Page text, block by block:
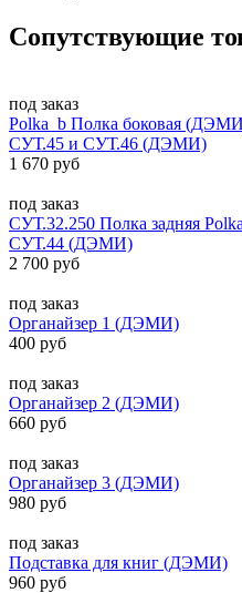
Сопутствующие
под заказ
Polka_b Полка боковая
СУТ.45 и СУТ.46 (ДЭМИ)
1 670 руб
под заказ
СУТ.32.250 Полка задняя
СУТ.44 (ДЭМИ)
2 700 руб
под заказ
Органайзер 1 (ДЭМИ)
400 руб
под заказ
Органайзер 2 (ДЭМИ)
660 руб
под заказ
Органайзер 3 (ДЭМИ)
980 руб
под заказ
Подставка для книг (ДЭМИ)
960 руб